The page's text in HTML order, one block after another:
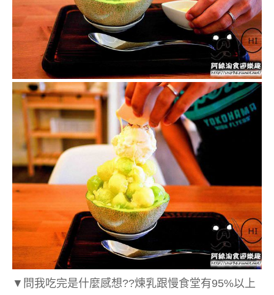
▼問我吃完是什麼感想??煉乳跟慢食堂有95%以上